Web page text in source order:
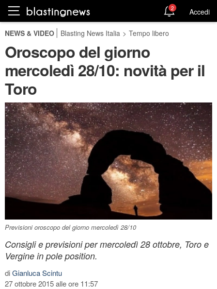
2 Accedi
NEWS & VIDEO Blasting News Italia > Tempo libero
Oroscopo del giorno
mercoledì 28/10: novità per il
Toro
Previsioni oroscopo del giorno mercoledì 28/10
Consigli e previsioni per mercoledì 28 ottobre, Toro e
Vergine in pole position.
diGianluca Scintu
27 ottobre 2015 alle ore 11:57